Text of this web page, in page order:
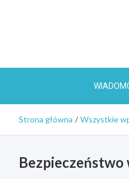
Strona główna Wszystkie
Bezpieczeństwo